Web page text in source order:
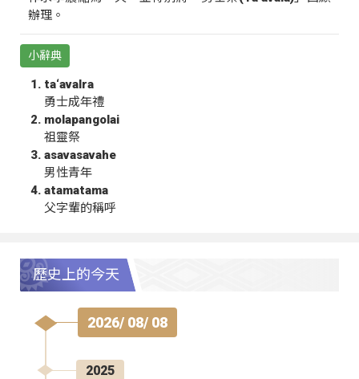
辦理。
小辭典
ta‘avalra
勇士成年禮
molapangolai
祖靈祭
asavasavahe
男性青年
atamatama
父字輩的稱呼
歷史上的今天
2026/ 08/ 08
2025